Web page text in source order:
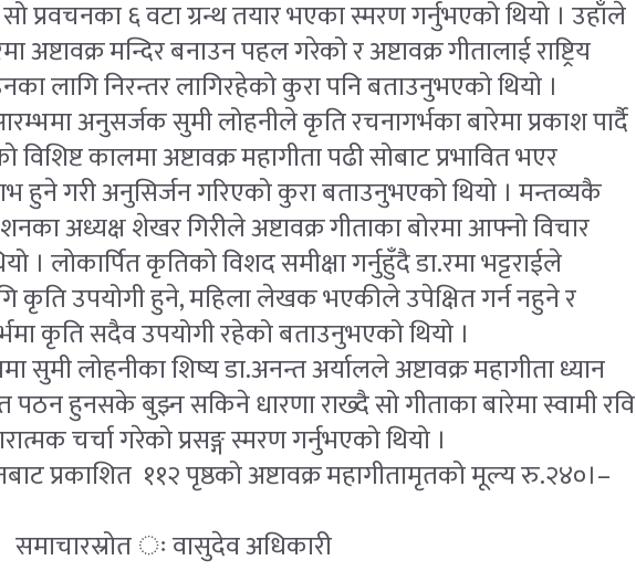
प्रवचनका ६ वटा ग्रन्थ तयार भएका स्मरण गर्नुभएको थियो । उहाँले
मन्दिर बनाउन पहल गरेको र अष्टावक्र गीतालाई राष्ट्रिय
लागि निरन्तर लागिरहेको कुरा पनि बताउनुभएको थियो ।
अनुसर्जक सुमी लोहनीले कृति रचनागर्भका बारेमा प्रकाश पार्दै
कालमा अष्टावक्र महागीता पढी सोबाट प्रभावित भएर
गरी अनुसिर्जन गरिएको कुरा बताउनुभएको थियो । मन्तव्यकै
अध्यक्ष शेखर गिरीले अष्टावक्र गीताका बोरमा आफ्नो विचार
। लोकार्पित कृतिको विशद समीक्षा गर्नुहुँदै डा.रमा भट्टराईले
कृति उपयोगी हुने, महिला लेखक भएकीले उपेक्षित गर्न नहुने र
कृति सदैव उपयोगी रहेको बताउनुभएको थियो ।
सुमी लोहनीका शिष्य डा.अनन्त अर्यालले अष्टावक्र महागीता ध्यान
पठन हुनसके बुझ्न सकिने धारणा राख्दै सो गीताका बारेमा स्वामी रवि
चर्चा गरेको प्रसङ्ग स्मरण गर्नुभएको थियो ।
प्रकाशित ११२ पृष्ठको अष्टावक्र महागीतामृतको मूल्य रु.२४०।–
ः वासुदेव अधिकारी